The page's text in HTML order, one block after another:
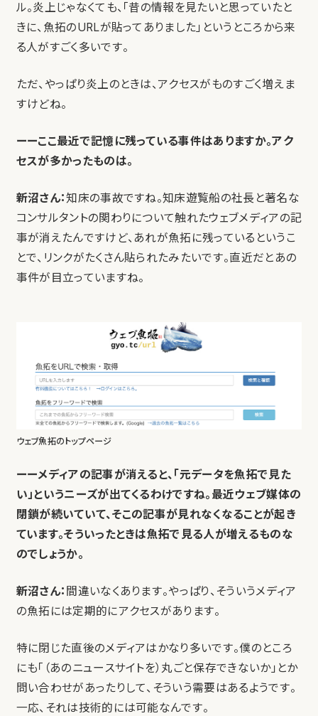
ル。炎上じゃなくても、「昔の情報を見たいと思っていたと
きに、魚拓のURLが貼ってありました」というところから来
る人がすごく多いです。
ただ、やっぱり炎上のときは、アクセスがものすごく増えま
すけどね。
ーーここ最近で記憶に残っている事件はありますか。アク
セスが多かったものは。
新沼さん：知床の事故ですね。知床遊覧船の社長と著名な
コンサルタントの関わりについて触れたウェブメディアの記
事が消えたんですけど、 あれが魚拓に残っているというこ
とで、リンクがたくさん貼られたみたいです。直近だとあの
事件が目立っていますね。
ウェブ魚拓のトップページ
ーーメディアの記事が消えると、「元データを魚拓で見た
い」というニーズが出てくるわけですね。最近ウェブ媒体の
閉鎖が続いていて、そこの記事が見れなくなることが起き
ています。そういったときは魚拓で見る人が増えるものな
のでしょうか。
新沼さん： 間違いなくあります。やっぱり、そういうメディア
の魚拓には定期的にアクセスがあります。
特に閉じた直後のメディアはかなり多いです。僕のところ
にも「（あのニュースサイトを）丸ごと保存できないか」とか
問い合わせがあったりして、そういう需要はあるようです。
一応、それは技術的には可能なんです。